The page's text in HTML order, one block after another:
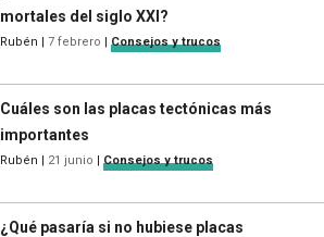
mortales del siglo XXI?
Rubén | 7 febrero | Consejos y trucos
Cuáles son las placas tectónicas más
importantes
Rubén | 21 junio | Consejos y trucos
¿Qué pasaría si no hubiese placas